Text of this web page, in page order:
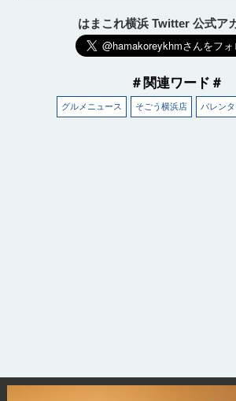
はまこれ横浜 Twitter 公式ア
＃関連ワード＃
グルメニュース そごう横浜店 バレン